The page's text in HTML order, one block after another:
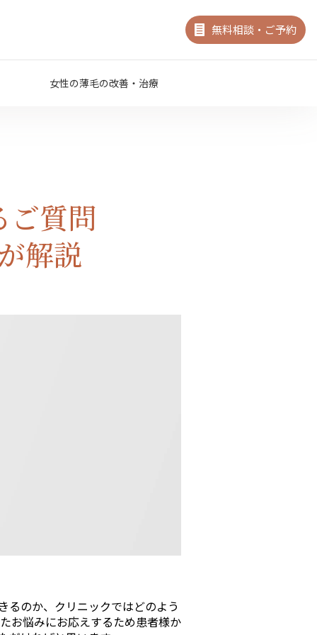
無料相談・ ご予約
女性の薄毛の改善・治療
ご質問
解説
るのか、クリニックではどのよう
お悩みにお応えするため患者様か